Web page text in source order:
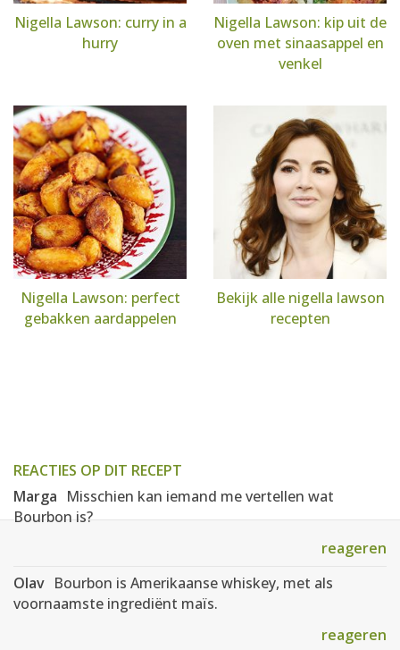
Nigella Lawson: curry in a
hurry
Nigella Lawson: kip uit de
oven met sinaasappel en
venkel
Nigella Lawson: perfect
gebakken aardappelen
Bekijk alle nigella lawson
recepten
REACTIES OP DIT RECEPT
Marga Misschien kan iemand me vertellen wat
Bourbon is?
reageren
Olav Bourbon is Amerikaanse whiskey, met als
voornaamste ingrediënt maïs.
reageren